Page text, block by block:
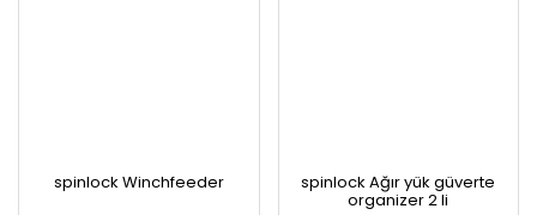
spinlock Winchfeeder spinlock Ağır yük güverte
organizer 2 li